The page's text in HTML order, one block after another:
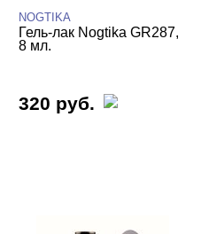
NOGTIKA
Гель-лак Nogtika GR287,
8 мл.
320 руб.